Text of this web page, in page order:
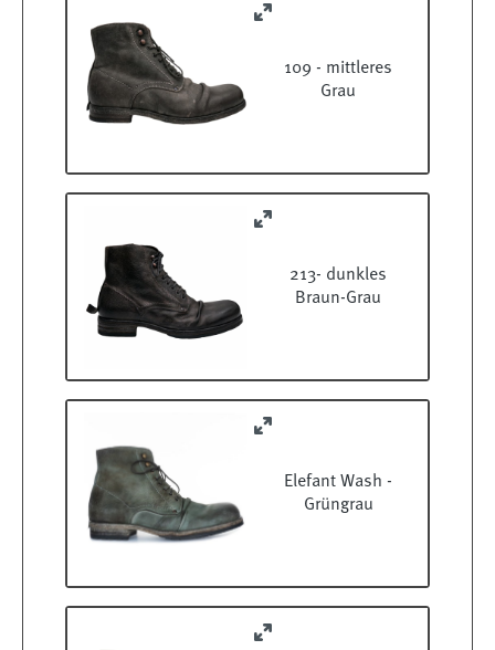
109 - mittleres
Grau
213- dunkles
Braun-Grau
Elefant Wash -
Grüngrau